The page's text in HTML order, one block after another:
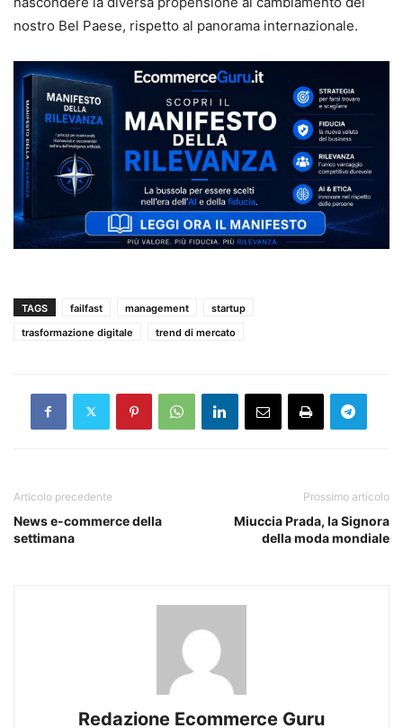
nostro Bel Paese, rispetto al panorama internazionale.
TAGS failfast management
startup
trasformazione digitale
trend di mercato
Articolo precedente
News e-commerce della
settimana
Prossimo articolo
Miuccia Prada, la Signora
della moda mondiale
Redazione Ecommerce Guru